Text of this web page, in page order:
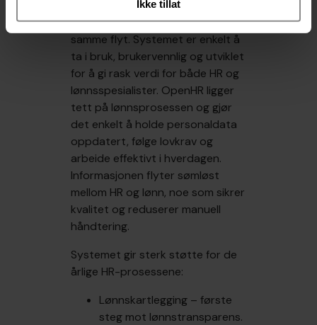
Ikke tillat
medarbeiderreisen – fra
ansettelse til lønn – i ett og
samme flyt. Systemet er enkelt å
ta i bruk, brukervennlig og utviklet
for å gi rask verdi for både HR og
lønnsspesialister. OpenHR ligger
tett på lønnsprosessen og gjør
det enkelt å holde personaldata
oppdatert, følge lovkrav og
arbeide effektivt i hverdagen.
Informasjonen flyter sømløst
mellom HR og lønn, noe som sikrer
kvalitet og reduserer manuell
håndtering.
Systemet gir sterk støtte for de
årlige HR-prosessene:
Lønnskartlegging – første
steg mot lønnstransparens.